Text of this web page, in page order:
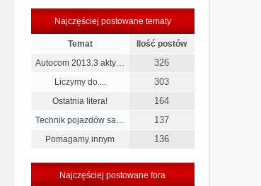
Najczęściej postowane tematy
Temat
Ilość postów
Autocom 2013.3 akty…
326
Liczymy do.... 303
Ostatnia litera! 164
Technik pojazdów sa… 137
Pomagamy innym 136
Najczęściej postowane fora